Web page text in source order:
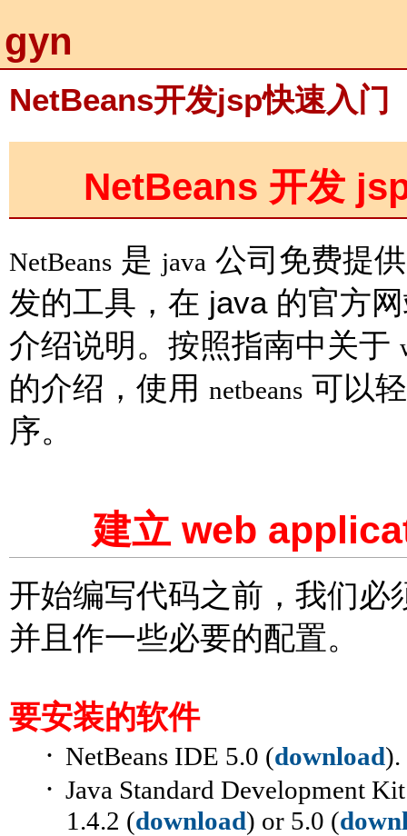
gyn
NetBeans开发jsp快速入门
NetBeans 开发
NetBeans 是 java 公司免费提
发的工具，在 java 的官方
介绍说明。按照指南中关于
的介绍，使用 netbeans 可以
序。
建立 web
开始编写代码之前，我们必
并且作一些必要的配置。
要安装的软件
· NetBeans IDE 5.0 (download).
· Java Standard Development
1.4.2 (download) or 5.0 (